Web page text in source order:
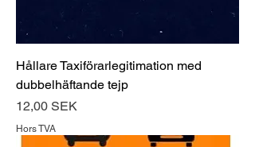
Hållare Taxiförarlegitimation med
dubbelhäftande tejp
Prix
12,00 SEK
Hors TVA